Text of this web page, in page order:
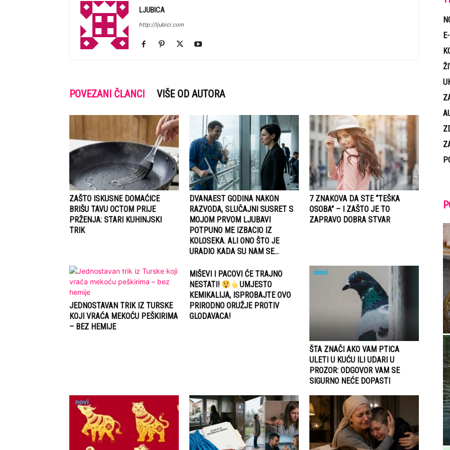
LJUBICA
http://ljubici.com
POVEZANI ČLANCI VIŠE OD AUTORA
ZAŠTO ISKUSNE DOMAĆICE
BRIŠU TAVU OCTOM PRIJE
PRŽENJA: STARI KUHINJSKI
TRIK
DVANAEST GODINA NAKON
RAZVODA, SLUČAJNI SUSRET S
MOJOM PRVOM LJUBAVI
POTPUNO ME IZBACIO IZ
KOLOSEKA. ALI ONO ŠTO JE
URADIO KADA SU NAM SE...
7 ZNAKOVA DA STE “TEŠKA
OSOBA” – I ZAŠTO JE TO
ZAPRAVO DOBRA STVAR
JEDNOSTAVAN TRIK IZ TURSKE
KOJI VRAĆA MEKOĆU PEŠKIRIMA
– BEZ HEMIJE
MIŠEVI I PACOVI ĆE TRAJNO
NESTATI!
UMJESTO
KEMIKALIJA, ISPROBAJTE OVO
PRIRODNO ORUŽJE PROTIV
GLODAVACA!
ŠTA ZNAČI AKO VAM PTICA
ULETI U KUĆU ILI UDARI U
PROZOR: ODGOVOR VAM SE
SIGURNO NEĆE DOPASTI